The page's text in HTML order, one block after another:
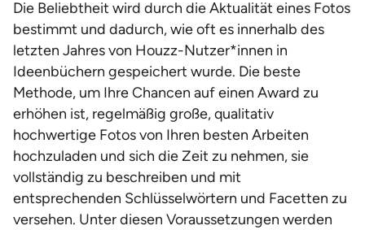
Die Beliebtheit wird durch die Aktualität eines Fotos
bestimmt und dadurch, wie oft es innerhalb des
letzten Jahres von Houzz-Nutzer*innen in
Ideenbüchern gespeichert wurde. Die beste
Methode, um Ihre Chancen auf einen Award zu
erhöhen ist, regelmäßig große, qualitativ
hochwertige Fotos von Ihren besten Arbeiten
hochzuladen und sich die Zeit zu nehmen, sie
vollständig zu beschreiben und mit
entsprechenden Schlüsselwörtern und Facetten zu
versehen. Unter diesen Voraussetzungen werden